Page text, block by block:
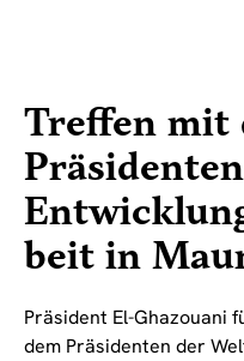
Treffen mit
beit in
Präsident El-Ghazouani
dem Präsidenten der